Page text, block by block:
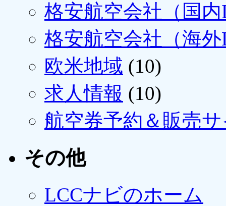
格安航空会社（国
格安航空会社（海
欧米地域 (10)
求人情報 (10)
航空券予約＆販売
その他
LCCナビのホーム